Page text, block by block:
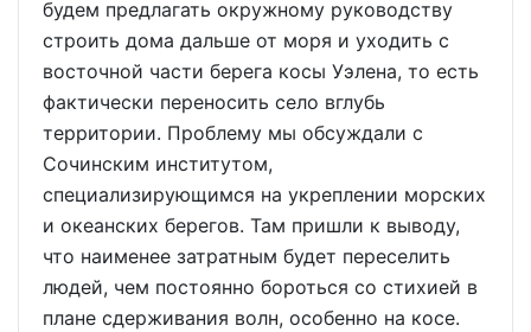
будем предлагать окружному руководству
строить дома дальше от моря и уходить с
восточной части берега косы Уэлена, то есть
фактически переносить село вглубь
территории. Проблему мы обсуждали с
Сочинским институтом,
специализирующимся на укреплении морских
и океанских берегов. Там пришли к выводу,
что наименее затратным будет переселить
людей, чем постоянно бороться со стихией в
плане сдерживания волн, особенно на косе.